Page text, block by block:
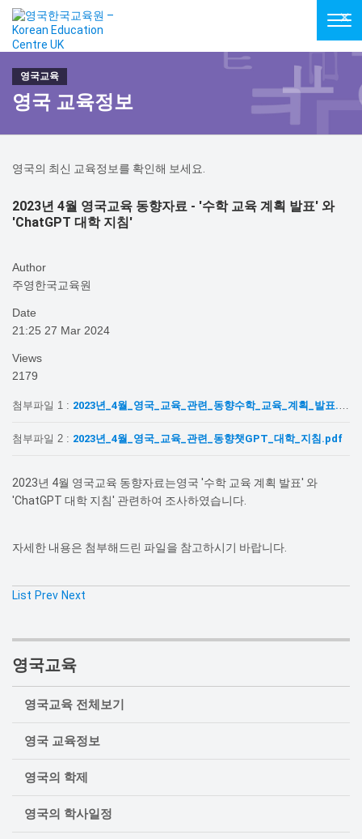
영국 교육정보
영국의 최신 교육정보를 확인해 보세요.
2023년 4월 영국교육 동향자료 - '수학 교육 계획 발표' 와
'ChatGPT 대학 지침'
Author
주영한국교육원
Date
21:25 27 Mar 2024
Views
2179
첨부파일 1 : 2023년_4월_영국_교육_관련_동향수학_교육_계획_발표.pdf
첨부파일 2 : 2023년_4월_영국_교육_관련_동향챗GPT_대학_지침.pdf
2023년 4월 영국교육 동향자료는영국 '수학 교육 계획 발표' 와
'ChatGPT 대학 지침' 관련하여 조사하였습니다.
자세한 내용은 첨부해드린 파일을 참고하시기 바랍니다.
List Prev Next
영국교육
영국교육 전체보기
영국 교육정보
영국의 학제
영국의 학사일정